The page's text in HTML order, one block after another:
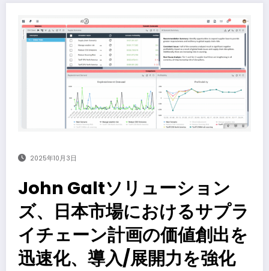
2025年10月3日
John Galtソリューション
ズ、日本市場におけるサプラ
イチェーン計画の価値創出を
迅速化、導入/展開力を強化